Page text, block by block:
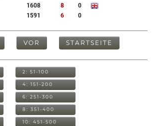
1608 8
0
1591 6 0
VOR STARTSEITE
2: 51-100
4: 151-200
6: 251-300
8: 351-400
10: 451-500